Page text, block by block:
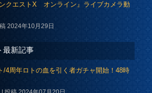
クエストX オンライン』ライブカメラ動
2024年10月29日
最新記事
/4周年ロトの血を引く者ガチャ開始！48時